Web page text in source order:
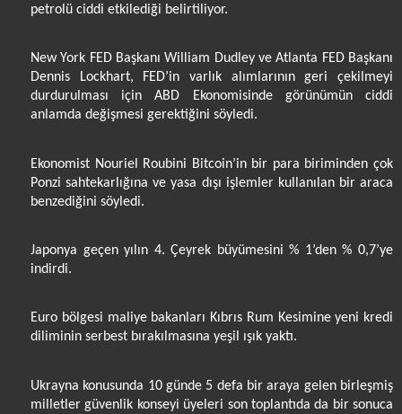
petrolü ciddi etkilediği belirtiliyor.
New York FED Başkanı William Dudley ve Atlanta FED Başkanı
Dennis Lockhart, FED’in varlık alımlarının geri çekilmeyi
durdurulması için ABD Ekonomisinde görünümün ciddi
anlamda değişmesi gerektiğini söyledi.
Ekonomist Nouriel Roubini Bitcoin’in bir para biriminden çok
Ponzi sahtekarlığına ve yasa dışı işlemler kullanılan bir araca
benzediğini söyledi.
Japonya geçen yılın 4. Çeyrek büyümesini % 1’den % 0,7’ye
indirdi.
Euro bölgesi maliye bakanları Kıbrıs Rum Kesimine yeni kredi
diliminin serbest bırakılmasına yeşil ışık yaktı.
Ukrayna konusunda 10 günde 5 defa bir araya gelen birleşmiş
milletler güvenlik konseyi üyeleri son toplantıda da bir sonuca